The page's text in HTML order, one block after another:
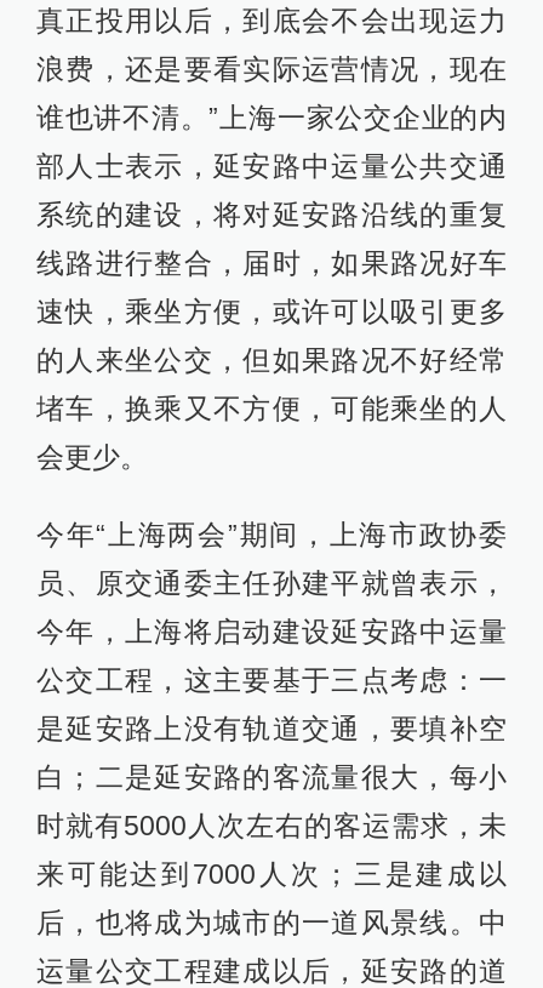
真正投用以后，到底会不会出现运力
浪费，还是要看实际运营情况，现在
谁也讲不清。”上海一家公交企业的内
部人士表示，延安路中运量公共交通
系统的建设，将对延安路沿线的重复
线路进行整合，届时，如果路况好车
速快，乘坐方便，或许可以吸引更多
的人来坐公交，但如果路况不好经常
堵车，换乘又不方便，可能乘坐的人
会更少。
今年“上海两会”期间，上海市政协委
员、原交通委主任孙建平就曾表示，
今年，上海将启动建设延安路中运量
公交工程，这主要基于三点考虑：一
是延安路上没有轨道交通，要填补空
白；二是延安路的客流量很大，每小
时就有5000人次左右的客运需求，未
来可能达到7000人次；三是建成以
后，也将成为城市的一道风景线。中
运量公交工程建成以后，延安路的道